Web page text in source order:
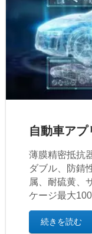
自動車ア
薄膜精密抵抗
ダブル、防錆
属、耐硫黄、
ケージ最大
続きを読む